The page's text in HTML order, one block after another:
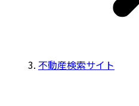
不動産検索サイト